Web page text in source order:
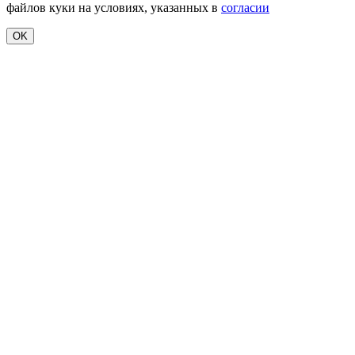
файлов куки на условиях, указанных в согласии
OK